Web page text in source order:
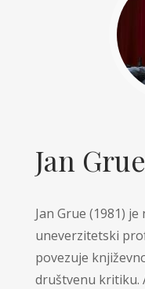
Jan Grue
Jan Grue (1981)
uneverzitetski
povezuje
društvenu kritiku.